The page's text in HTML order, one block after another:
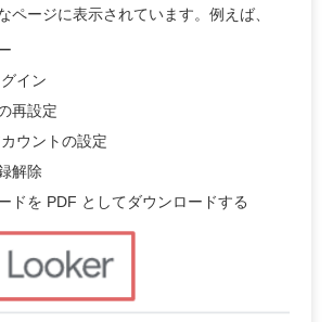
ページに表示されています。例えば、
イン
再設定
ウントの設定
解除
ドを PDF としてダウンロードする